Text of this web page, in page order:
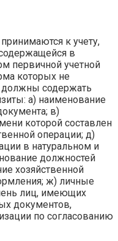
к учету,
в
первичной учетной
которых не
должны содержать
а) наименование
в)
которой составлен
операции; д)
в натуральном и
должностей
хозяйственной
ж) личные
лиц, имеющих
документов,
по согласованию